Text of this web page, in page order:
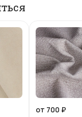
от 700 ₽